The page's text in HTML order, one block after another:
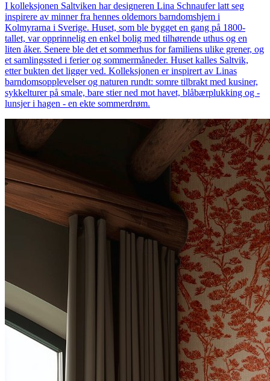
I kolleksjonen Saltviken har designeren Lina Schnaufer latt seg
inspirere av minner fra hennes oldemors barndomshjem i
Kolmyrarna i Sverige. Huset, som ble bygget en gang på 1800-
tallet, var opprinnelig en enkel bolig med tilhørende uthus og en
liten åker. Senere ble det et sommerhus for familiens ulike grener, og
et samlingssted i ferier og sommermåneder. Huset kalles Saltvik,
etter bukten det ligger ved. Kolleksjonen er inspirert av Linas
barndomsopplevelser og naturen rundt: somre tilbrakt med kusiner,
sykkelturer på smale, bare stier ned mot havet, blåbærplukking og ­
lunsjer i hagen - en ekte sommerdrøm.